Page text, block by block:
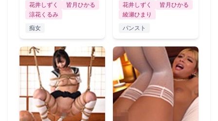
花井しずく
皆月ひかる
涼花くるみ
痴女
花井しずく
皆月ひかる
綾瀬ひまり
パンスト